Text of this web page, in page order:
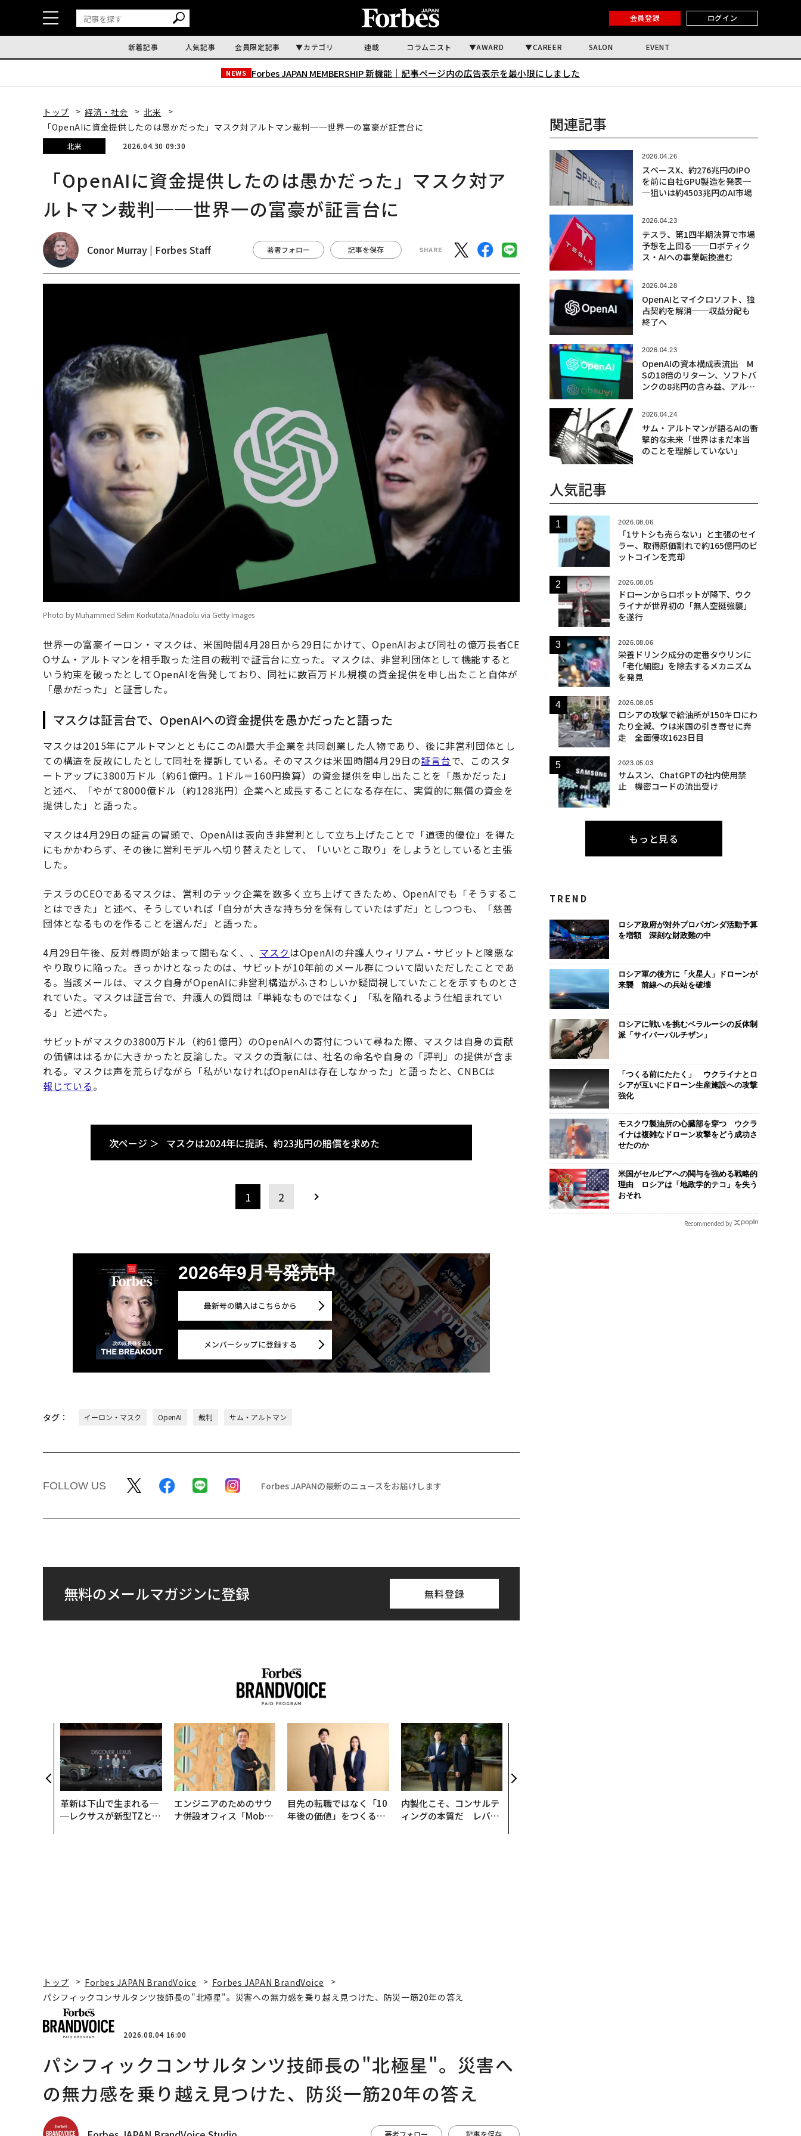
会員登録 ログイン
新着記事 人気記事 会員限定記事 カテゴリ 連載 コラムニスト AWARD CAREER SALON EVENT
NEWS Forbes JAPAN MEMBERSHIP 新機能｜ 記事ページ内の広告表示を最小限にしました
トップ 経済・社会
北米
「OpenAIに資金提供したのは愚かだった」マスク対アルトマン裁判──世界一の富豪が証言台に
北米 2026.04.30 09:30
「OpenAIに資金提供したのは愚かだった」マスク対ア
ルトマン裁判──世界一の富豪が証言台に
Conor Murray | Forbes Staff 著者フォロー 記事を保存
Photo by Muhammed Selim Korkutata/Anadolu via Getty Images
世界一の富豪イーロン・マスクは、米国時間4月28日から29日にかけて、OpenAIおよび同社の億万長者CE
Oサム・アルトマンを相手取った注目の裁判で証言台に立った。マスクは、非営利団体として機能すると
いう約束を破ったとしてOpenAIを告発しており、同社に数百万ドル規模の資金提供を申し出たこと自体が
「愚かだった」と証言した。
マスクは証言台で、OpenAIへの資金提供を愚かだったと語った
マスクは2015年にアルトマンとともにこのAI最大手企業を共同創業した人物であり、後に非営利団体とし
ての構造を反故にしたとして同社を提訴している。そのマスクは米国時間4月29日の証言台で、このスタ
ートアップに3800万ドル（約61億円。1ドル＝160円換算）の資金提供を申し出たことを「愚かだった」
と述べ、「やがて8000億ドル（約128兆円）企業へと成長することになる存在に、実質的に無償の資金を
提供した」と語った。
マスクは4月29日の証言の冒頭で、OpenAIは表向き非営利として立ち上げたことで「道徳的優位」を得た
にもかかわらず、その後に営利モデルへ切り替えたとして、「いいとこ取り」をしようとしていると主張
した。
テスラのCEOであるマスクは、営利のテック企業を数多く立ち上げてきたため、OpenAIでも「そうするこ
とはできた」と述べ、そうしていれば「自分が大きな持ち分を保有していたはずだ」としつつも、「慈善
団体となるものを作ることを選んだ」と語った。
4月29日午後、反対尋問が始まって間もなく、、 マスクはOpenAIの弁護人ウィリアム・サビットと険悪な
やり取りに陥った。きっかけとなったのは、サビットが10年前のメール群について問いただしたことであ
る。当該メールは、マスク自身がOpenAIに非営利構造がふさわしいか疑問視していたことを示すものとさ
れていた。マスクは証言台で、弁護人の質問は「単純なものではなく」「私を陥れるよう仕組まれてい
る」と述べた。
サビットがマスクの3800万ドル（約61億円）のOpenAIへの寄付について尋ねた際、マスクは自身の貢献
の価値ははるかに大きかったと反論した。マスクの貢献には、社名の命名や自身の「評判」の提供が含ま
れる。マスクは声を荒らげながら「私がいなければOpenAIは存在しなかった」と語ったと、CNBCは
報じている。
次ページ ＞ マスクは2024年に提訴、約23兆円の賠償を求めた
1 2
2026年9月号発売中
最新号の購入はこちらから
メンバーシップに登録する
タグ： イーロン・マスク OpenAI 裁判 サム・アルトマン
FOLLOW US Forbes JAPANの最新のニュースをお届けします
無料のメールマガジンに登録 無料登録
革新は下山で生まれる─
─レクサスが新型TZとE
エンジニアのためのサウ
ナ併設オフィス「Mobiu
目先の転職ではなく「10
年後の価値」をつくる─
内製化こそ、コンサルテ
ィングの本質だ レバレ
関連記事
2026.04.26
スペースX、約276兆円のIPO
を前に自社GPU製造を発表─
─狙いは約4503兆円のAI市場
2026.04.23
テスラ、第1四半期決算で市場
予想を上回る──ロボティク
ス・AIへの事業転換進む
2026.04.28
OpenAIとマイクロソフト、独
占契約を解消──収益分配も
終了へ
2026.04.23
OpenAIの資本構成表流出 M
Sの18倍のリターン、ソフトバ
ンクの8兆円の含み益、アルト
2026.04.24
サム・アルトマンが語るAIの衝
撃的な未来「世界はまだ本当
のことを理解していない」
人気記事
2026.08.06
「1サトシも売らない」と主張のセイ
ラー、取得原価割れで約165億円のビ
ットコインを売却
2026.08.05
ドローンからロボットが降下、ウク
ライナが世界初の「無人空挺強襲」
を遂行
2026.08.06
栄養ドリンク成分の定番タウリンに
「老化細胞」を除去するメカニズム
を発見
2026.08.05
ロシアの攻撃で給油所が150キロにわ
たり全滅、ウは米国の引き寄せに奔
走 全面侵攻1623日目
2023.05.03
サムスン、ChatGPTの社内使用禁
止 機密コードの流出受け
もっと見る
TREND
ロシア政府が対外プロパガンダ活動予算
を増額 深刻な財政難の中
ロシア軍の後方に「火星人」ドローンが
来襲 前線への兵站を破壊
ロシアに戦いを挑むベラルーシの反体制
派「サイバーパルチザン」
「つくる前にたたく」 ウクライナとロ
シアが互いにドローン生産施設への攻撃
強化
モスクワ製油所の心臓部を穿つ ウクラ
イナは複雑なドローン攻撃をどう成功さ
せたのか
米国がセルビアへの関与を強める戦略的
理由 ロシアは「地政学的テコ」を失う
おそれ
Recommended by
トップ Forbes JAPAN BrandVoice
Forbes JAPAN BrandVoice
パシフィックコンサルタンツ技師長の"北極星"。災害への無力感を乗り越え見つけた、防災一筋20年の答え
2026.08.04 16:00
パシフィックコンサルタンツ技師長の"北極星"。災害へ
の無力感を乗り越え見つけた、防災一筋20年の答え
著者フォロー 記事を保存